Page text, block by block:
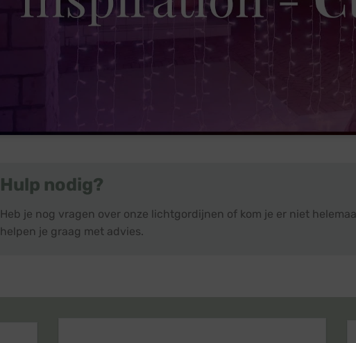
Hulp nodig?
Heb je nog vragen over onze lichtgordijnen of kom je er niet
helpen je graag met advies.